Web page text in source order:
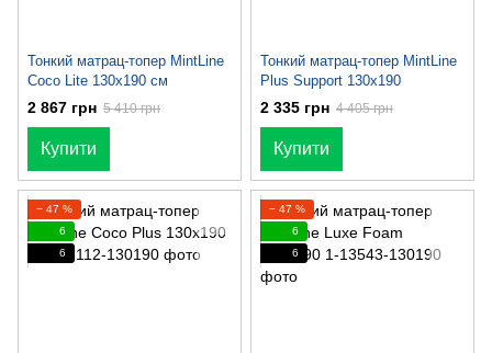
Тонкий матрац-топер MintLine
Coco Lite 130x190 см
2 867 грн 5 410 грн
Купити
Тонкий матрац-топер MintLine
Plus Support 130x190
2 335 грн 4 405 грн
Купити
− 47 %
6
6
− 47 %
6
6